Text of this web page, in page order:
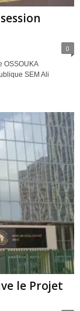
0
OSSOUKA
SEM Ali
le Projet